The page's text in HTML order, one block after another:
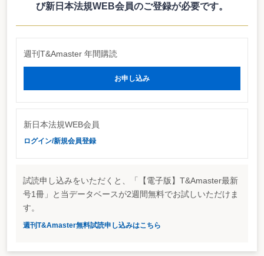
令等を改正し、2028年3月期から適用予定。
金融審議会「ディスクロージャーワーキング・グループ」（座
検討は、令和7年12月26日に公表された同WGの報告書において、
「企業による作成負荷の軽減とそれによる企業と投資者との対話の
年6月頃までに報告書をまとめる方針だ。
有価証券報告書の記載事項の整理に当たっては、企業が開示に負
担感を感じている記載事項を特定し、当該記載事項の投資判断にと
っての有用性を確認した上で、有価証券報告書と事業報告等との一
示制度との比較といった観点も踏まえて検討する。現在、金融庁で
び新日本法規WEB会員のご登録が必要です。
週刊T&Amaster 年間購読
お申し込み
新日本法規WEB会員
ログイン/新規会員登録
試読申し込みをいただくと、「【電子版】T&Amaster最新
号1冊」と当データベースが2週間無料でお試しいただけま
す。
週刊T&Amaster無料試読申し込みはこちら